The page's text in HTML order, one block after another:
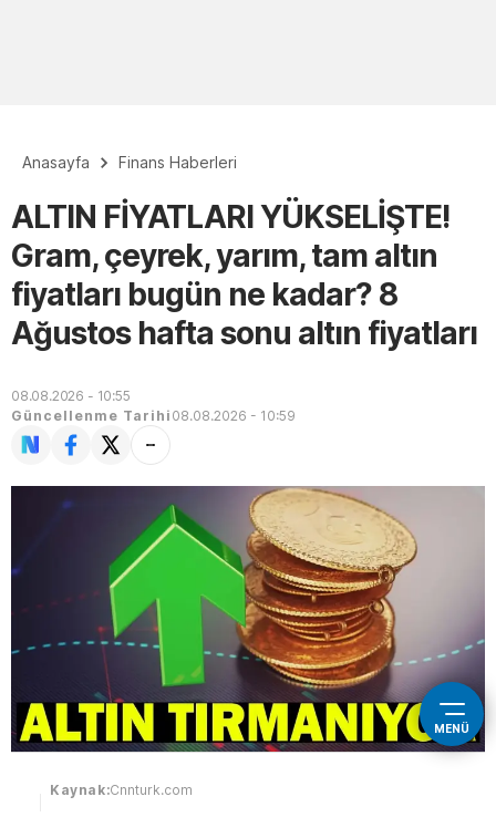
MENÜ
Anasayfa Finans Haberleri
ALTIN FİYATLARI YÜKSELİŞTE!
Gram, çeyrek, yarım, tam altın
fiyatları bugün ne kadar? 8
Ağustos hafta sonu altın fiyatları
08.08.2026 - 10:55
Güncellenme Tarihi 08.08.2026 - 10:59
Kaynak:Cnnturk.com